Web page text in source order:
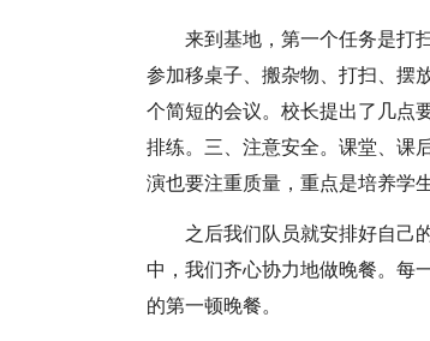
来到基地，第一个任务是打
参加移桌子、搬杂物、打扫、摆
个简短的会议。校长提出了几点
排练。三、注意安全。课堂、课
演也要注重质量，重点是培养学
之后我们队员就安排好自己
中，我们齐心协力地做晚餐。每
的第一顿晚餐。